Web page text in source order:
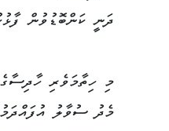
ދަނީ ކަންބޮޑުވުން
މި ހިތާމަވެރި
މެދު ސުވާލު